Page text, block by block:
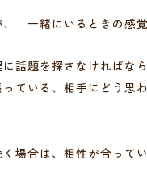
「一緒にいるときの感覚
話題を探さなければな
ている、相手にどう思
場合は、相性が合って